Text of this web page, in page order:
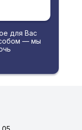
для Вас
— мы